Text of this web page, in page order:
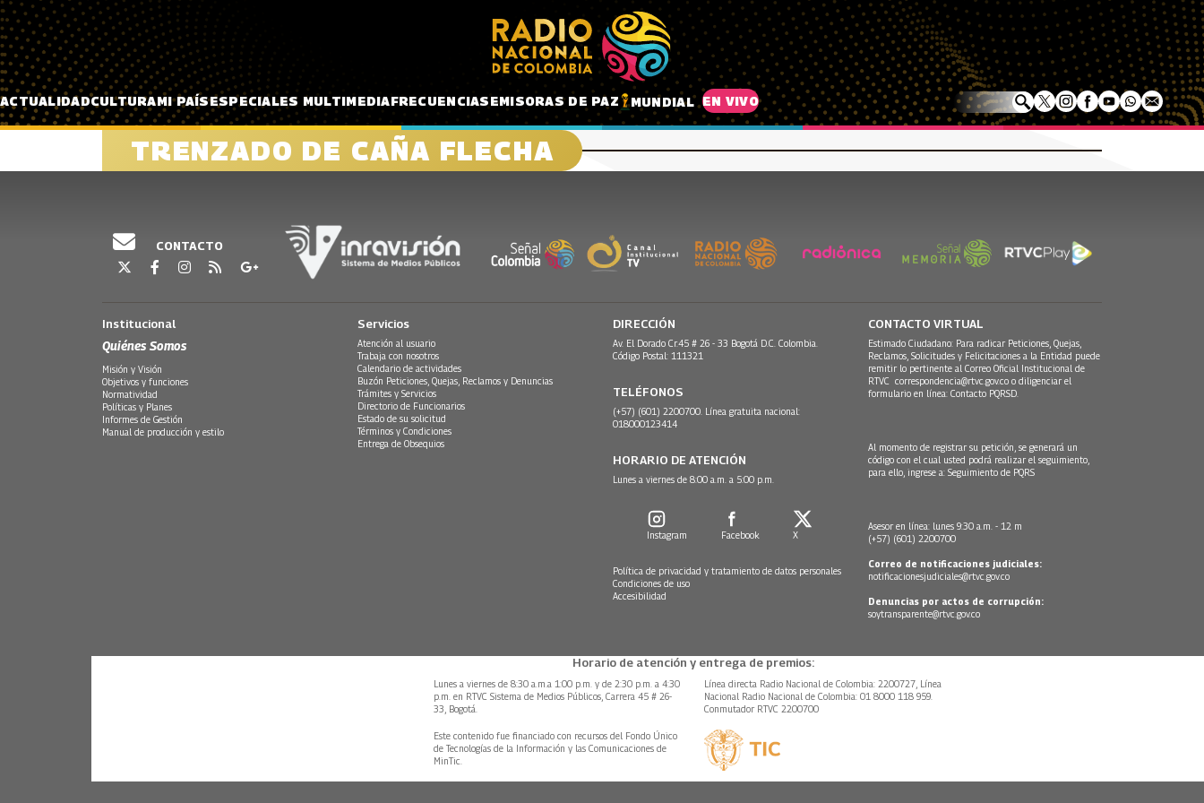
Pasar al contenido principal
ACTUALIDADCULTURAMI PAÍSESPECIALES MULTIMEDIAFRECUENCIASEMISORAS DE PAZ MUNDIAL EN VIVO
TRENZADO DE CAÑA FLECHA
CONTACTO
Institucional
Quiénes Somos
Misión y Visión
Objetivos y funciones
Normatividad
Políticas y Planes
Informes de Gestión
Manual de producción y estilo
Servicios
Atención al usuario
Trabaja con nosotros
Calendario de actividades
Buzón Peticiones, Quejas, Reclamos y Denuncias
Trámites y Servicios
Directorio de Funcionarios
Estado de su solicitud
Términos y Condiciones
Entrega de Obsequios
DIRECCIÓN
Av. El Dorado Cr.45 # 26 - 33 Bogotá D.C. Colombia.
Código Postal: 111321
TELÉFONOS
(+57) (601) 2200700. Línea gratuita nacional:
018000123414
HORARIO DE ATENCIÓN
Lunes a viernes de 8:00 a.m. a 5:00 p.m.
Instagram Facebook X
Política de privacidad y tratamiento de datos personales
Condiciones de uso
Accesibilidad
CONTACTO VIRTUAL
Estimado Ciudadano: Para radicar Peticiones, Quejas,
Reclamos, Solicitudes y Felicitaciones a la Entidad puede
remitir lo pertinente al Correo Oficial Institucional de
RTVC correspondencia@rtvc.gov.co o diligenciar el
formulario en línea: Contacto PQRSD.
Al momento de registrar su petición, se generará un
código con el cual usted podrá realizar el seguimiento,
para ello, ingrese a: Seguimiento de PQRS
Asesor en línea: lunes 9:30 a.m. - 12 m
(+57) (601) 2200700
Correo de notificaciones judiciales:
notificacionesjudiciales@rtvc.gov.co
Denuncias por actos de corrupción:
soytransparente@rtvc.gov.co
Horario de atención y entrega de premios:
Lunes a viernes de 8:30 a.m.a 1:00 p.m. y de 2:30 p.m. a 4:30
p.m. en RTVC Sistema de Medios Públicos, Carrera 45 # 26-
33, Bogotá.
Línea directa Radio Nacional de Colombia: 2200727, Línea
Nacional Radio Nacional de Colombia: 01 8000 118 959.
Conmutador RTVC 2200700
Este contenido fue financiado con recursos del Fondo Único
de Tecnologías de la Información y las Comunicaciones de
MinTic.